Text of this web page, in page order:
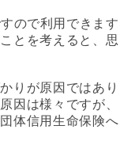
ので利用できます
とを考えると、思
りが原因ではあり
因は様々ですが、
体信用生命保険へ